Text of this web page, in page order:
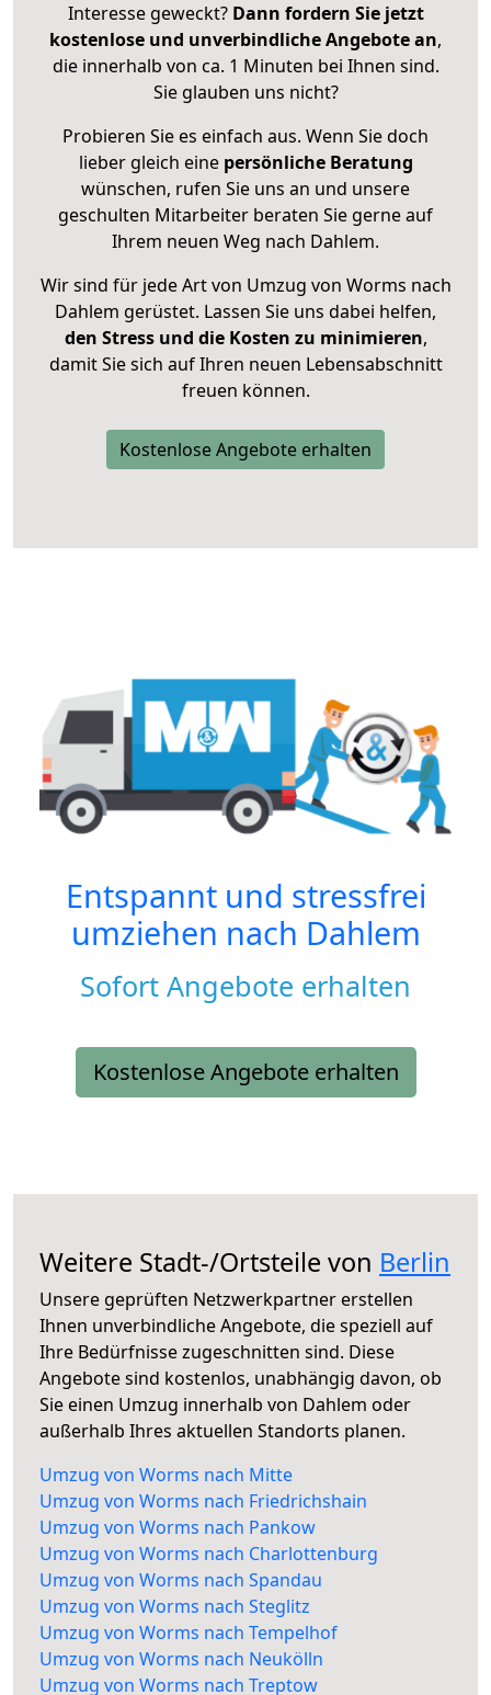
Interesse geweckt? Dann fordern Sie jetzt
kostenlose und unverbindliche Angebote an,
die innerhalb von ca. 1 Minuten bei Ihnen sind.
Sie glauben uns nicht?
Probieren Sie es einfach aus. Wenn Sie doch
lieber gleich eine persönliche Beratung
wünschen, rufen Sie uns an und unsere
geschulten Mitarbeiter beraten Sie gerne auf
Ihrem neuen Weg nach Dahlem.
Wir sind für jede Art von Umzug von Worms nach
Dahlem gerüstet. Lassen Sie uns dabei helfen,
den Stress und die Kosten zu minimieren,
damit Sie sich auf Ihren neuen Lebensabschnitt
freuen können.
Kostenlose Angebote erhalten
Entspannt und stressfrei
umziehen nach Dahlem
Sofort Angebote erhalten
Kostenlose Angebote erhalten
Weitere Stadt-/Ortsteile von Berlin
Unsere geprüften Netzwerkpartner erstellen
Ihnen unverbindliche Angebote, die speziell auf
Ihre Bedürfnisse zugeschnitten sind. Diese
Angebote sind kostenlos, unabhängig davon, ob
Sie einen Umzug innerhalb von Dahlem oder
außerhalb Ihres aktuellen Standorts planen.
Umzug von Worms nach Mitte
Umzug von Worms nach Friedrichshain
Umzug von Worms nach Pankow
Umzug von Worms nach Charlottenburg
Umzug von Worms nach Spandau
Umzug von Worms nach Steglitz
Umzug von Worms nach Tempelhof
Umzug von Worms nach Neukölln
Umzug von Worms nach Treptow